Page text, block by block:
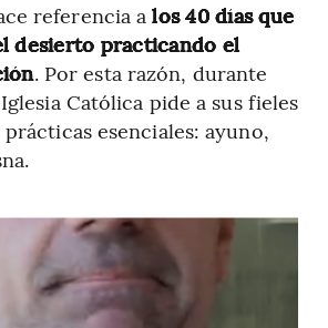
referencia alos 40 días que
desierto practicando el
. Por esta razón, durante
Católica pide a sus fieles
esenciales: ayuno,